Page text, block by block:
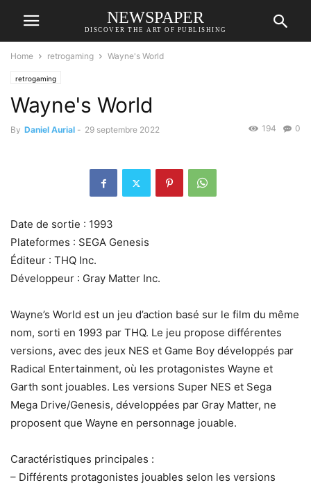
NEWSPAPER
DISCOVER THE ART OF PUBLISHING
Home retrogaming Wayne's World
retrogaming
Wayne's World
By Daniel Aurial - 29 septembre 2022 0
194
Date de sortie : 1993
Plateformes : SEGA Genesis
Éditeur : THQ Inc.
Développeur : Gray Matter Inc.
Wayne’s World est un jeu d’action basé sur le film du même
nom, sorti en 1993 par THQ. Le jeu propose différentes
versions, avec des jeux NES et Game Boy développés par
Radical Entertainment, où les protagonistes Wayne et
Garth sont jouables. Les versions Super NES et Sega
Mega Drive/Genesis, développées par Gray Matter, ne
proposent que Wayne en personnage jouable.
Caractéristiques principales :
– Différents protagonistes jouables selon les versions